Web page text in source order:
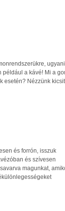
a kávé! Mi a
esetén? Nézzünk kicsit
és forrón, isszuk
és szívesen
magunkat,